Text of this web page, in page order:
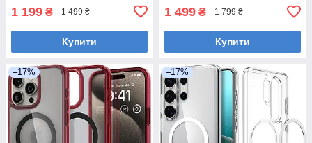
1 199 ₴ 1 499 ₴
Купити
1 499 ₴ 1 799 ₴
Купити
–17% –17%